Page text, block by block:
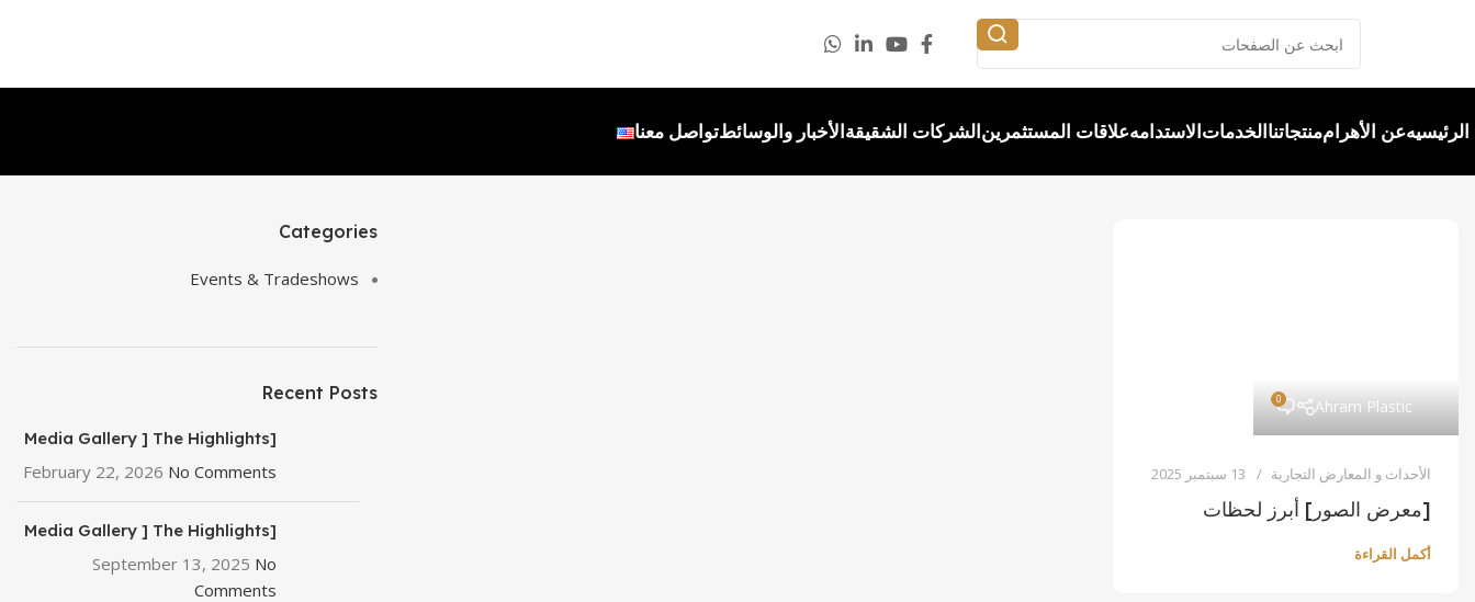
الرئيسيهعن الأهراممنتجاتناالخدماتالاستدامهعلاقات المستثمرينالشركات الشقيقةالأخبار والوسائطتواصل معنا
Ahram Plastic
0
الأحداث و المعارض التجارية 13 سبتمبر 2025
[معرض الصور] أبرز لحظات
أكمل القراءة
Categories
Events & Tradeshows
Recent Posts
[Media Gallery ] The Highlights
February 22, 2026 No Comments
[Media Gallery ] The Highlights
of Print2Pack 2025
September 13, 2025 No
Comments